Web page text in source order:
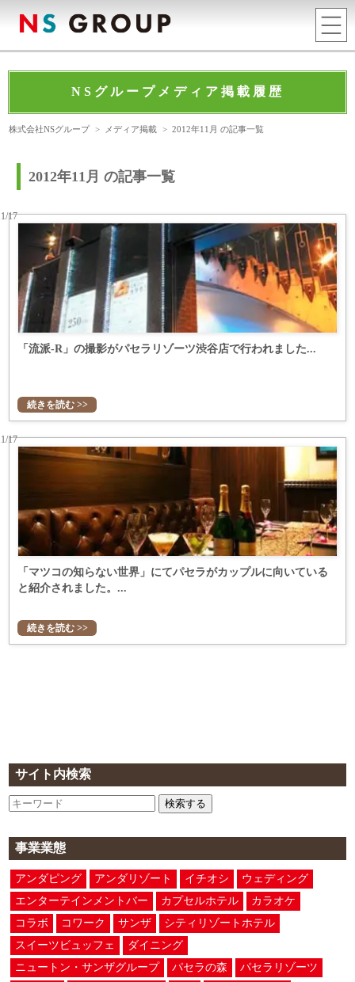
NSグループメディア掲載履歴
株式会社NSグループ > メディア掲載 >2012年11月 の記事一覧
サイト内検索
検索する
事業業態
アンダピング アンダリゾート イチオシ
ウェディング
エンターテインメントバー
カプセルホテル
カラオケ
コラボ
コワーク サンザ
シティリゾートホテル
スイーツビュッフェ
ダイニング
ニュートン・サンザグループ
パセラの森
パセラリゾーツ
2012年11月 の記事一覧
「流派-R」の撮影がパセラリゾーツ渋谷店で行われました...
17
続きを読む >>
「マツコの知らない世界」にてパセラがカップルに向いている
と紹介されました。...
17
続きを読む >>